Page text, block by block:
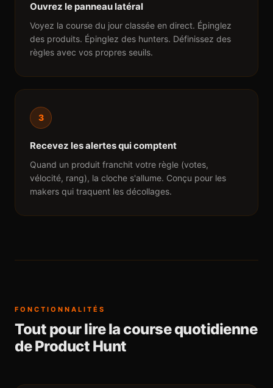
Ouvrez le panneau latéral
Voyez la course du jour classée en direct. Épinglez
des produits. Épinglez des hunters. Définissez des
règles avec vos propres seuils.
3
Recevez les alertes qui comptent
Quand un produit franchit votre règle (votes,
vélocité, rang), la cloche s'allume. Conçu pour les
makers qui traquent les décollages.
FONCTIONNALITÉS
Tout pour lire la course quotidienne
de Product Hunt